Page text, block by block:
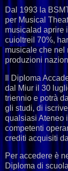
Dal 1993 la
per Musical
musicalad aprire
cuioltreil 70%,
musicale che nel
produzioni
Il Diploma
dal Miur il 30
triennio e potrà
gli studi, di
qualsiasi Ateneo
competenti
crediti acquisiti
Per accedere è
Diploma di